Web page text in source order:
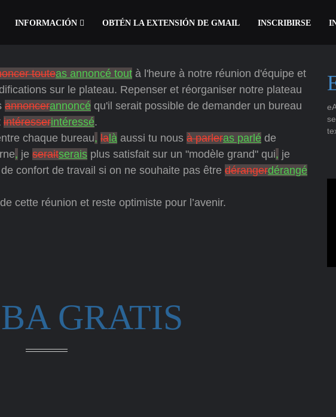
INFORMACIÓN OBTÉN LA EXTENSIÓN DE GMAIL INSCRIBIRSE
touteas annoncé tout à l'heure à notre réunion d'équipe et
sur le plateau. Repenser et réorganiser notre plateau
annoncerannoncé qu'il serait possible de demander un bureau
intéresserintéressé.
chaque bureau, la là aussi tu nous à parleras parlé de
, je seraitserais plus satisfait sur un "modèle grand" qui, je
confort de travail si on ne souhaite pas être dérangerdérangé
cette réunion et reste optimiste pour l’avenir.
GRATIS